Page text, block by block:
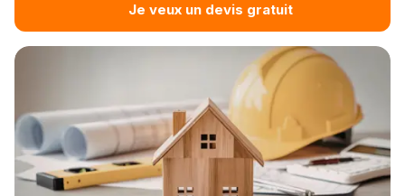
Je veux un devis gratuit